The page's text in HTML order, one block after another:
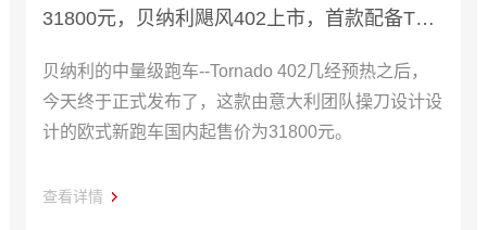
31800元，贝纳利飓风402上市，首款配备TC的中量级跑车来了
贝纳利的中量级跑车--Tornado 402几经预热之后，
今天终于正式发布了，这款由意大利团队操刀设计设
计的欧式新跑车国内起售价为31800元。
查看详情